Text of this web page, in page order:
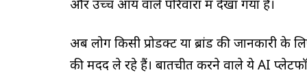
और उच्च आय वाले परिवारों में देखा गया है।
अब लोग किसी प्रोडक्ट या ब्रांड की जानकारी
की मदद ले रहे हैं। बातचीत करने वाले ये AI